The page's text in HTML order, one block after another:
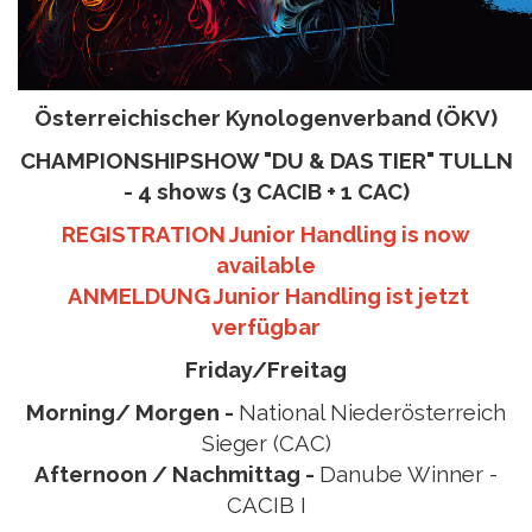
Österreichischer Kynologenverband (ÖKV)
CHAMPIONSHIPSHOW "DU & DAS TIER" TULLN
- 4 shows (3 CACIB + 1 CAC)
REGISTRATION Junior Handling is now
available
ANMELDUNG Junior Handling ist jetzt
verfügbar
Friday/Freitag
Morning/ Morgen - National Niederösterreich
Sieger (CAC)
Afternoon / Nachmittag - Danube Winner -
CACIB I